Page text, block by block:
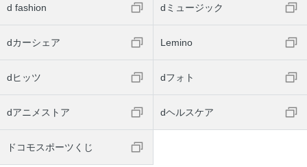
d fashion dミュージック
dカーシェア Lemino
dヒッツ dフォト
dアニメストア dヘルスケア
ドコモスポーツくじ